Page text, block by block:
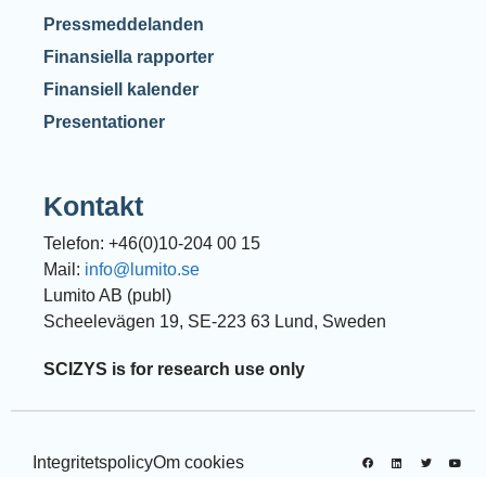
Pressmeddelanden
Finansiella rapporter
Finansiell kalender
Presentationer
Kontakt
Telefon: +46(0)10-204 00 15
Mail: info@lumito.se
Lumito AB (publ)
Scheelevägen 19, SE-223 63 Lund, Sweden
SCIZYS is for research use only
IntegritetspolicyOm cookies